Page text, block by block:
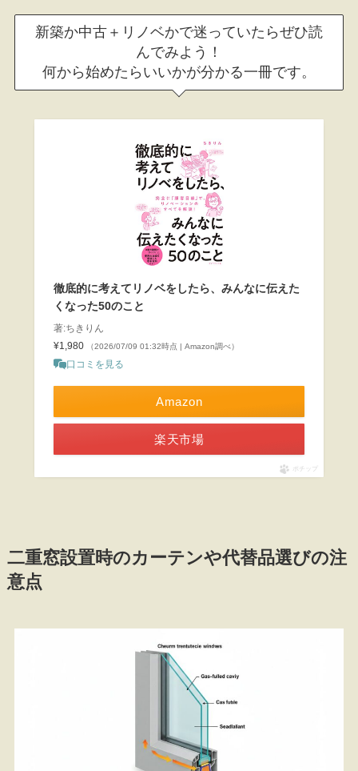
新築か中古＋リノベかで迷っていたらぜひ読
んでみよう！
何から始めたらいいかが分かる一冊です。
徹底的に考えてリノベをしたら、みんなに伝えた
くなった50のこと
著:ちきりん
¥1,980
（2026/07/09 01:32時点 | Amazon調べ）
口コミを見る
Amazon
楽天市場
ポチップ
二重窓設置時のカーテンや代替品選びの注
意点